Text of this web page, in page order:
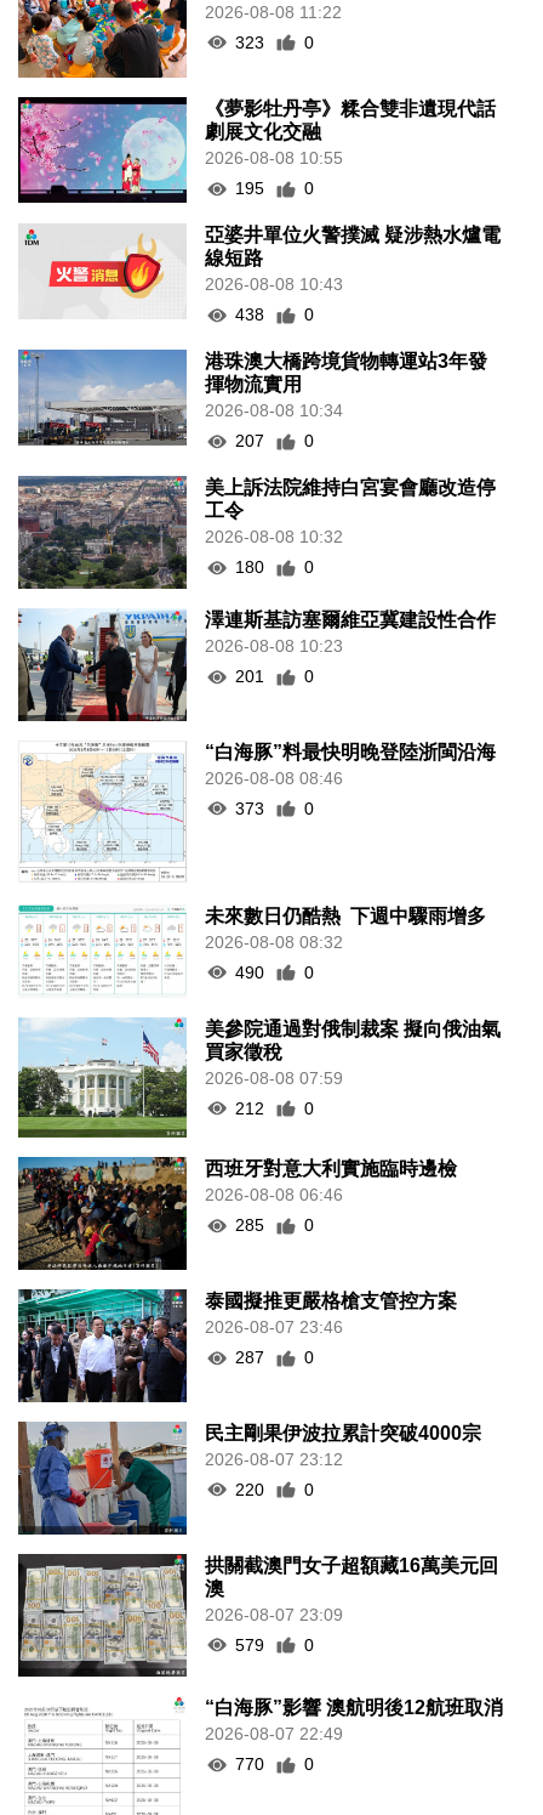
2026-08-08 11:22
323
0
《夢影牡丹亭》糅合雙非遺現代話
劇展文化交融
2026-08-08 10:55
195
0
亞婆井單位火警撲滅 疑涉熱水爐電
線短路
2026-08-08 10:43
438
0
港珠澳大橋跨境貨物轉運站3年發
揮物流實用
2026-08-08 10:34
207
0
美上訴法院維持白宮宴會廳改造停
工令
2026-08-08 10:32
180
0
澤連斯基訪塞爾維亞冀建設性合作
2026-08-08 10:23
201
0
“白海豚”料最快明晚登陸浙閩沿海
2026-08-08 08:46
373
0
未來數日仍酷熱 下週中驟雨增多
2026-08-08 08:32
490
0
美參院通過對俄制裁案 擬向俄油氣
買家徵稅
2026-08-08 07:59
212
0
西班牙對意大利實施臨時邊檢
2026-08-08 06:46
285
0
泰國擬推更嚴格槍支管控方案
2026-08-07 23:46
287
0
民主剛果伊波拉累計突破4000宗
2026-08-07 23:12
220
0
拱關截澳門女子超額藏16萬美元回
澳
2026-08-07 23:09
579
0
“白海豚”影響 澳航明後12航班取消
2026-08-07 22:49
770
0